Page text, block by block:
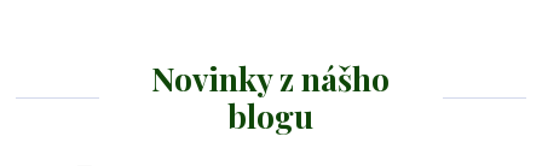
Novinky z nášho
blogu